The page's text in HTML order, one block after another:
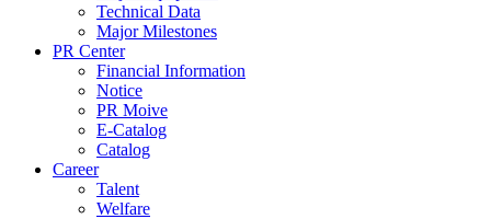
Technical Data
Major Milestones
PR Center
Financial Information
Notice
PR Moive
E-Catalog
Catalog
Career
Talent
Welfare